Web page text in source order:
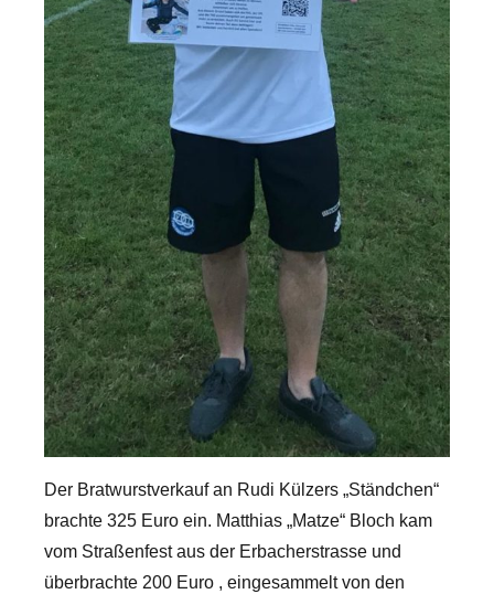
Der Bratwurstverkauf an Rudi Külzers „Ständchen“
brachte 325 Euro ein. Matthias „Matze“ Bloch kam
vom Straßenfest aus der Erbacherstrasse und
überbrachte 200 Euro , eingesammelt von den